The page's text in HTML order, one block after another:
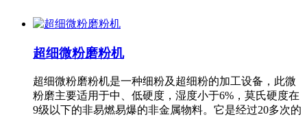
超细微粉磨粉机
超细微粉磨粉机是一种细粉及超细粉的加工设备，此微
粉磨主要适用于中、低硬度，湿度小于6%，莫氏硬度在
9级以下的非易燃易爆的非金属物料。它是经过20多次的